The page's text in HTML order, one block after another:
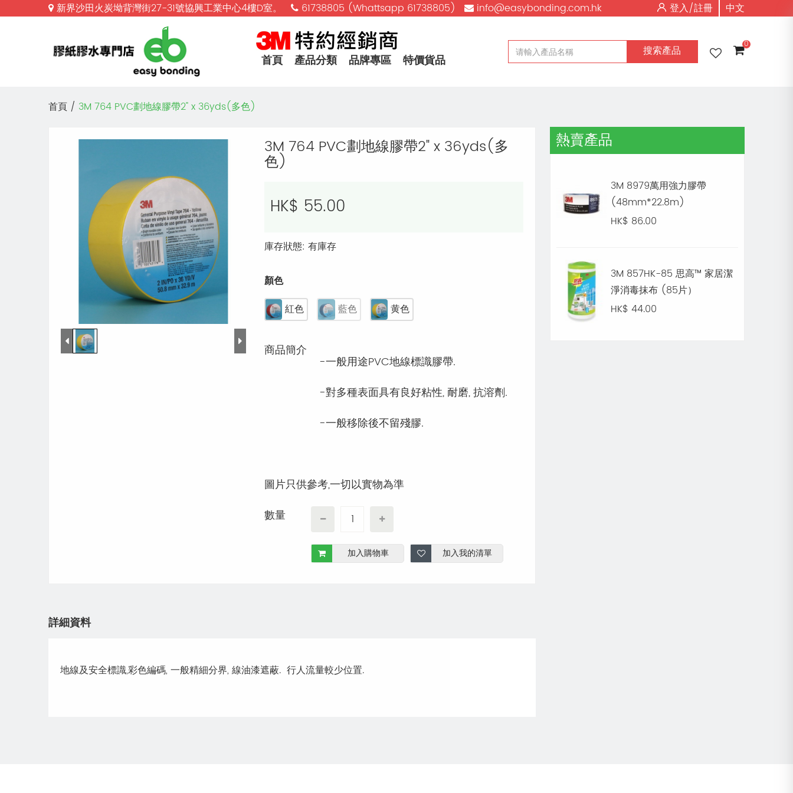
新界沙田火炭坳背灣街27-31號協興工業中心4樓D室。 61738805 (Whattsapp 61738805) info@easybonding.com.hk 登入/註冊 中文
首頁 產品分類 品牌專區 特價貨品
搜索產品 0
首頁 / 3M 764 PVC劃地線膠帶2" x 36yds(多色)
3M 764 PVC劃地線膠帶2" x 36yds(多
色)
HK$ 55.00
庫存狀態: 有庫存
顏色
紅色
藍色 黄色
商品簡介
-一般用途PVC地線標識膠帶.
-對多種表面具有良好粘性, 耐磨, 抗溶劑.
-一般移除後不留殘膠.
圖片只供參考,一切以實物為準
數量
加入購物車 加入我的清單
詳細資料
地線及安全標識,彩色編碼, 一般精細分界, 線油漆遮蔽. 行人流量較少位置.
熱賣產品
3M 8979萬用強力膠帶
(48mm*22.8m)
HK$ 86.00
3M 857HK-85 思高™ 家居潔
淨消毒抹布 (85片）
HK$ 44.00